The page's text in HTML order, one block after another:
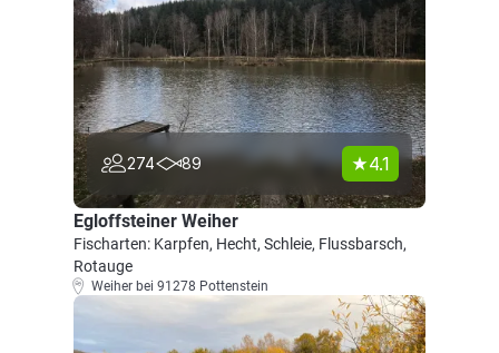
274 89 4.1
Egloffsteiner Weiher
Fischarten: Karpfen, Hecht, Schleie, Flussbarsch,
Rotauge
Weiher bei 91278 Pottenstein